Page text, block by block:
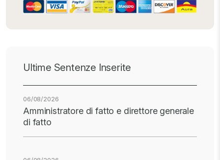
Ultime Sentenze Inserite
06/08/2026
Amministratore di fatto e direttore generale
di fatto